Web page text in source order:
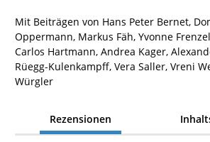
Mit Beiträgen von Hans Peter Bernet,
Oppermann, Markus Fäh, Yvonne
Carlos Hartmann, Andrea Kager,
Rüegg-Kulenkampff, Vera Saller, Vreni
Würgler
Rezensionen